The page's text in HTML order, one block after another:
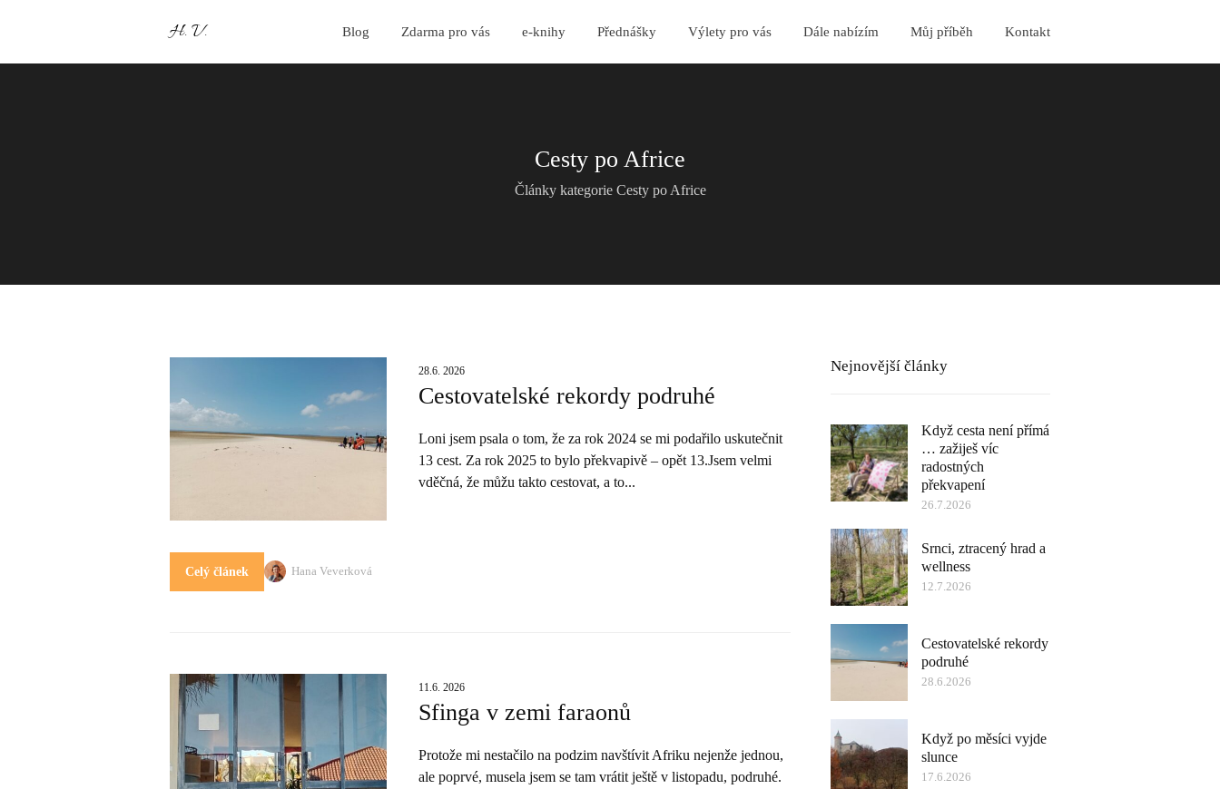
H. V. Blog Zdarma pro vás e-knihy Přednášky Výlety pro vás Dále nabízím Můj příběh Kontakt
Cesty po Africe
Články kategorie Cesty po Africe
28.6. 2026
Cestovatelské rekordy podruhé
Loni jsem psala o tom, že za rok 2024 se mi podařilo uskutečnit
13 cest. Za rok 2025 to bylo překvapivě – opět 13.Jsem velmi
vděčná, že můžu takto cestovat, a to...
Celý článek Hana Veverková
11.6. 2026
Sfinga v zemi faraonů
Protože mi nestačilo na podzim navštívit Afriku nejenže jednou,
ale poprvé, musela jsem se tam vrátit ještě v listopadu, podruhé.
Nejnovější články
Když cesta není přímá
… zažiješ víc
radostných
překvapení
26.7.2026
Srnci, ztracený hrad a
wellness
12.7.2026
Cestovatelské rekordy
podruhé
28.6.2026
Když po měsíci vyjde
slunce
17.6.2026